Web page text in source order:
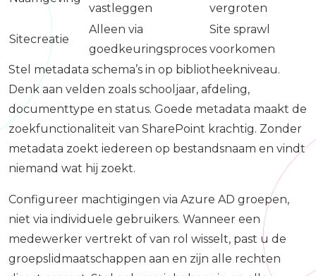
vastleggen vergroten
Sitecreatie
Alleen via
goedkeuringsproces
Site sprawl
voorkomen
Stel metadata schema’s in op bibliotheekniveau.
Denk aan velden zoals schooljaar, afdeling,
documenttype en status. Goede metadata maakt de
zoekfunctionaliteit van SharePoint krachtig. Zonder
metadata zoekt iedereen op bestandsnaam en vindt
niemand wat hij zoekt.
Configureer machtigingen via Azure AD groepen,
niet via individuele gebruikers. Wanneer een
medewerker vertrekt of van rol wisselt, past u de
groepslidmaatschappen aan en zijn alle rechten